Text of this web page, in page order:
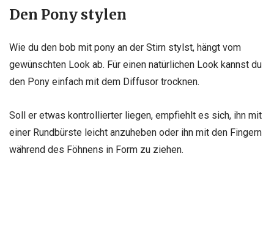
Den Pony stylen
Wie du den bob mit pony an der Stirn stylst, hängt vom
gewünschten Look ab. Für einen natürlichen Look kannst du
den Pony einfach mit dem Diffusor trocknen.
Soll er etwas kontrollierter liegen, empfiehlt es sich, ihn mit
einer Rundbürste leicht anzuheben oder ihn mit den Fingern
während des Föhnens in Form zu ziehen.